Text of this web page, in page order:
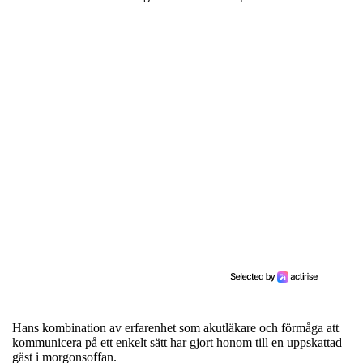
Hans kombination av erfarenhet som akutläkare och förmåga att
kommunicera på ett enkelt sätt har gjort honom till en uppskattad
gäst i morgonsoffan.